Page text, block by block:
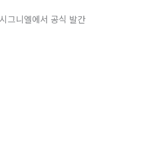
그니엘에서 공식 발간